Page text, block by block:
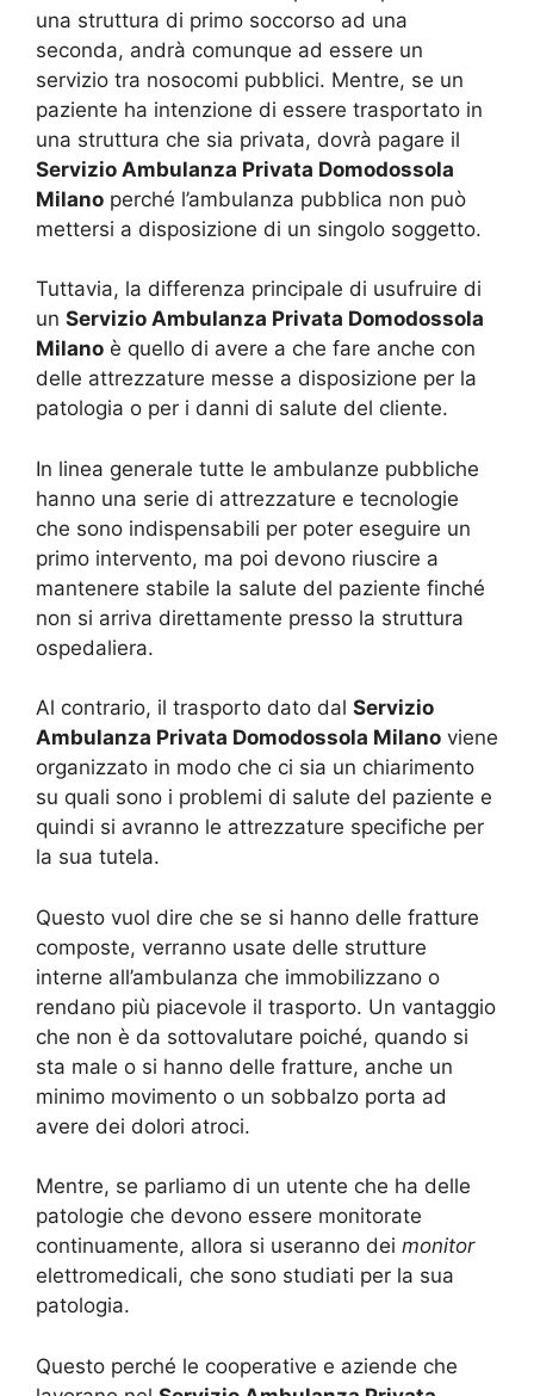
una struttura di primo soccorso ad una
seconda, andrà comunque ad essere un
servizio tra nosocomi pubblici. Mentre, se un
paziente ha intenzione di essere trasportato in
una struttura che sia privata, dovrà pagare il
Servizio Ambulanza Privata Domodossola
Milano perché l’ambulanza pubblica non può
mettersi a disposizione di un singolo soggetto.
Tuttavia, la differenza principale di usufruire di
un Servizio Ambulanza Privata Domodossola
Milano è quello di avere a che fare anche con
delle attrezzature messe a disposizione per la
patologia o per i danni di salute del cliente.
In linea generale tutte le ambulanze pubbliche
hanno una serie di attrezzature e tecnologie
che sono indispensabili per poter eseguire un
primo intervento, ma poi devono riuscire a
mantenere stabile la salute del paziente finché
non si arriva direttamente presso la struttura
ospedaliera.
Al contrario, il trasporto dato dal Servizio
Ambulanza Privata Domodossola Milano viene
organizzato in modo che ci sia un chiarimento
su quali sono i problemi di salute del paziente e
quindi si avranno le attrezzature specifiche per
la sua tutela.
Questo vuol dire che se si hanno delle fratture
composte, verranno usate delle strutture
interne all’ambulanza che immobilizzano o
rendano più piacevole il trasporto. Un vantaggio
che non è da sottovalutare poiché, quando si
sta male o si hanno delle fratture, anche un
minimo movimento o un sobbalzo porta ad
avere dei dolori atroci.
Mentre, se parliamo di un utente che ha delle
patologie che devono essere monitorate
continuamente, allora si useranno dei monitor
elettromedicali, che sono studiati per la sua
patologia.
Questo perché le cooperative e aziende che